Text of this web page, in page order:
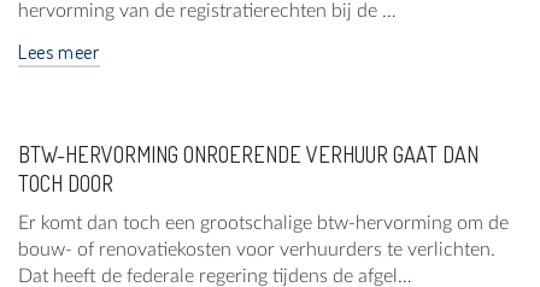
hervorming van de registratierechten bij de …
Lees meer
BTW-HERVORMING ONROERENDE VERHUUR GAAT DAN
TOCH DOOR
Er komt dan toch een grootschalige btw-hervorming om de
bouw- of renovatiekosten voor verhuurders te verlichten.
Dat heeft de federale regering tijdens de afgel…